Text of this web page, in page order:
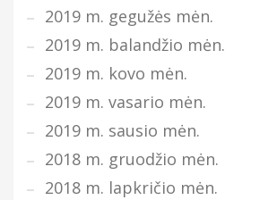
2019 m. gegužės mėn.
2019 m. balandžio mėn.
2019 m. kovo mėn.
2019 m. vasario mėn.
2019 m. sausio mėn.
2018 m. gruodžio mėn.
2018 m. lapkričio mėn.